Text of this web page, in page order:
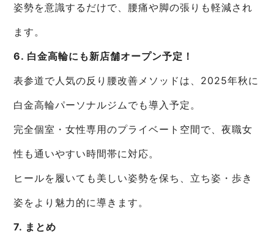
姿勢を意識するだけで、腰痛や脚の張りも軽減され
ます。
6. 白金高輪にも新店舗オープン予定！
表参道で人気の反り腰改善メソッドは、2025年秋に
白金高輪パーソナルジムでも導入予定。
完全個室・女性専用のプライベート空間で、夜職女
性も通いやすい時間帯に対応。
ヒールを履いても美しい姿勢を保ち、立ち姿・歩き
姿をより魅力的に導きます。
7. まとめ